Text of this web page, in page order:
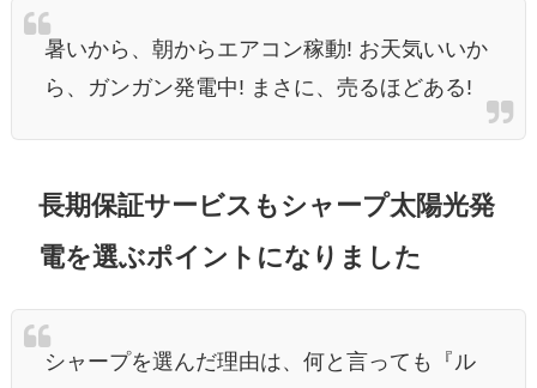
暑いから、朝からエアコン稼動! お天気いいか
ら、ガンガン発電中! まさに、売るほどある!
長期保証サービスもシャープ太陽光発
電を選ぶポイントになりました
シャープを選んだ理由は、何と言っても『ル